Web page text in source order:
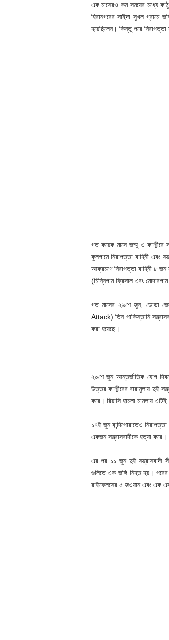
এক মাসেরও কম সময়ের মধ্যে
হিরানগরের সাইদা সুখল গ্রামে
হয়েছিলেন। কিন্তু পরে নিরাপত্তা
গত কয়েক মাসে জম্মু ও কাশ্মীরে
কুলগামে নিরাপত্তা বাহিনী এবং
আক্রমণে নিরাপত্তা বাহিনী ৮ জন
(চিন্নিগাম ফ্রিসাল এবং
গত মাসের ২৬শে জুন, ডোডা
Attack) তিন পাকিস্তানি
করা হয়েছে।
২০শে জুন আন্তর্জাতিক যোগ
উত্তর কাশ্মীরের বারামুলায় দুই
করে। রিয়াসি হামলা মামলায়
১৭ই জুন বান্দিপোরাতেও
একজন সন্ত্রাসবাদীকে হত্যা করে।
এর পর ১১ জুন দুই সন্ত্রাসবাদী
গুলিতে এক জঙ্গি নিহত হয়। পরের
রাইফেলসের ৫ জওয়ান এবং এক